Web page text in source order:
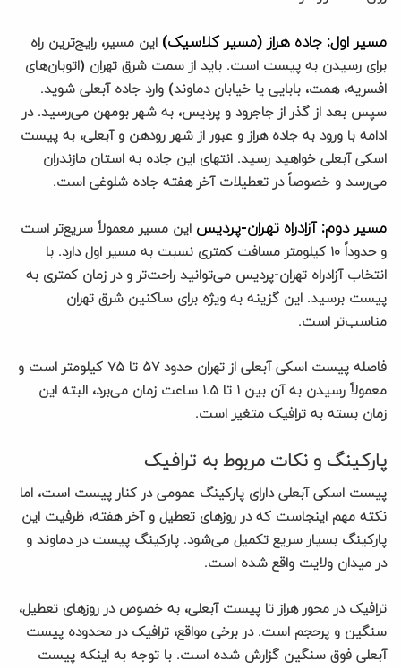
مسیر اول: جاده هراز (مسیر کلاسیک) این مسیر، رایج‌ترین راه
برای رسیدن به پیست است. باید از سمت شرق تهران (اتوبان‌های
افسریه، همت، بابایی یا خیابان دماوند) وارد جاده آبعلی شوید.
سپس بعد از گذر از جاجرود و پردیس، به شهر بومهن می‌رسید. در
ادامه با ورود به جاده هراز و عبور از شهر رودهن و آبعلی، به پیست
اسکی آبعلی خواهید رسید. انتهای این جاده به استان مازندران
می‌رسد و خصوصاً در تعطیلات آخر هفته جاده شلوغی است.
مسیر دوم: آزادراه تهران-پردیس این مسیر معمولاً سریع‌تر است
و حدوداً ۱۰ کیلومتر مسافت کمتری نسبت به مسیر اول دارد. با
انتخاب آزادراه تهران-پردیس می‌توانید راحت‌تر و در زمان کمتری به
پیست برسید. این گزینه به ویژه برای ساکنین شرق تهران
مناسب‌تر است.
فاصله پیست اسکی آبعلی از تهران حدود ۵۷ تا ۷۵ کیلومتر است و
معمولاً رسیدن به آن بین ۱ تا ۱.۵ ساعت زمان می‌برد، البته این
زمان بسته به ترافیک متغیر است.
پارکینگ و نکات مربوط به ترافیک
پیست اسکی آبعلی دارای پارکینگ عمومی در کنار پیست است، اما
نکته مهم اینجاست که در روزهای تعطیل و آخر هفته، ظرفیت این
پارکینگ بسیار سریع تکمیل می‌شود. پارکینگ پیست در دماوند و
در میدان ولایت واقع شده است.
ترافیک در محور هراز تا پیست آبعلی، به خصوص در روزهای تعطیل،
سنگین و پرحجم است. در برخی مواقع، ترافیک در محدوده پیست
آبعلی فوق سنگین گزارش شده است. با توجه به اینکه پیست